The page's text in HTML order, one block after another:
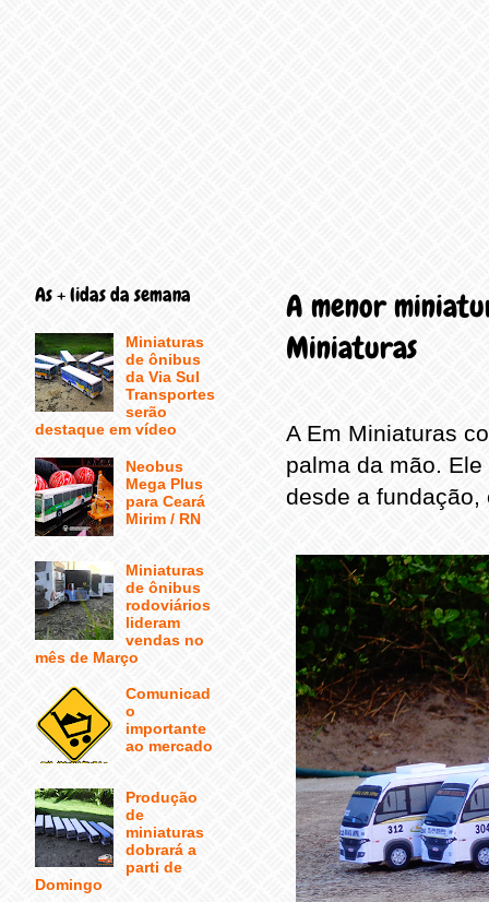
A menor
Miniaturas
A Em Miniaturas
palma da mão.
desde a fundação,
As + lidas da semana
Miniaturas
de ônibus
da Via Sul
Transportes
serão
destaque em vídeo
Neobus
Mega Plus
para Ceará
Mirim / RN
Miniaturas
de ônibus
rodoviários
lideram
vendas no
mês de Março
Comunicad
o
importante
ao mercado
Produção
de
miniaturas
dobrará a
parti de
Domingo